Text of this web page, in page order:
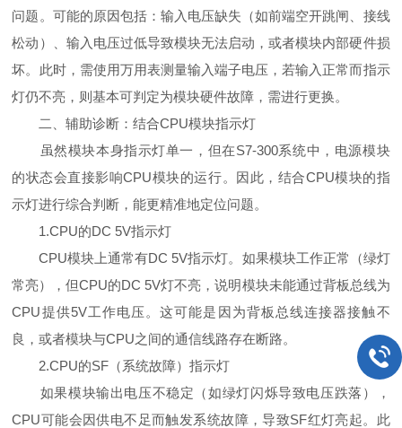
问题。可能的原因包括：输入电压缺失（如前端空开跳闸、接线
松动）、输入电压过低导致模块无法启动，或者模块内部硬件损
坏。此时，需使用万用表测量输入端子电压，若输入正常而指示
灯仍不亮，则基本可判定为模块硬件故障，需进行更换。
二、辅助诊断：结合CPU模块指示灯
虽然模块本身指示灯单一，但在S7-300系统中，电源模块
的状态会直接影响CPU模块的运行。因此，结合CPU模块的指
示灯进行综合判断，能更精准地定位问题。
1.CPU的DC 5V指示灯
CPU模块上通常有DC 5V指示灯。如果模块工作正常（绿灯
常亮），但CPU的DC 5V灯不亮，说明模块未能通过背板总线为
CPU提供5V工作电压。这可能是因为背板总线连接器接触不
良，或者模块与CPU之间的通信线路存在断路。
2.CPU的SF（系统故障）指示灯
如果模块输出电压不稳定（如绿灯闪烁导致电压跌落），
CPU可能会因供电不足而触发系统故障，导致SF红灯亮起。此